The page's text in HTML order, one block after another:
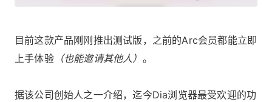
目前这款产品刚刚推出测试版，之前的Arc会员都能立即
上手体验（也能邀请其他人） 。
据该公司创始人之一介绍，迄今Dia浏览器最受欢迎的功